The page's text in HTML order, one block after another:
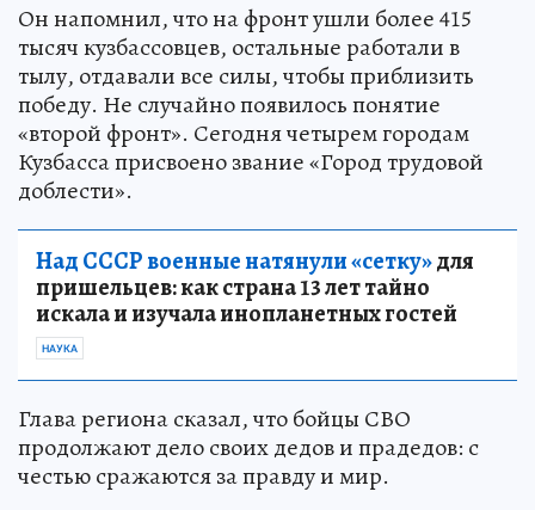
Он напомнил, что на фронт ушли более 415
тысяч кузбассовцев, остальные работали в
тылу, отдавали все силы, чтобы приблизить
победу. Не случайно появилось понятие
«второй фронт». Сегодня четырем городам
Кузбасса присвоено звание «Город трудовой
доблести».
Над СССР военные натянули «сетку»для
пришельцев: как страна 13 лет тайно
искала и изучала инопланетных гостей
НАУКА
Глава региона сказал, что бойцы СВО
продолжают дело своих дедов и прадедов: с
честью сражаются за правду и мир.